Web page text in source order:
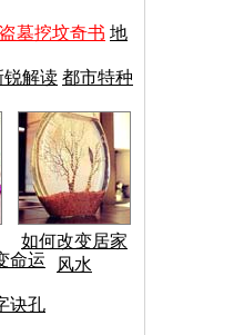
盗墓挖坟奇书 地
锐解读 都市特种
如何改变居家
风水
命运
诀孔